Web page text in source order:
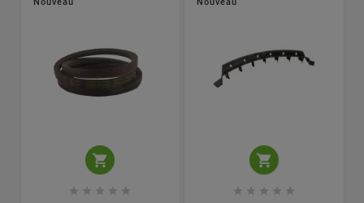

    

    